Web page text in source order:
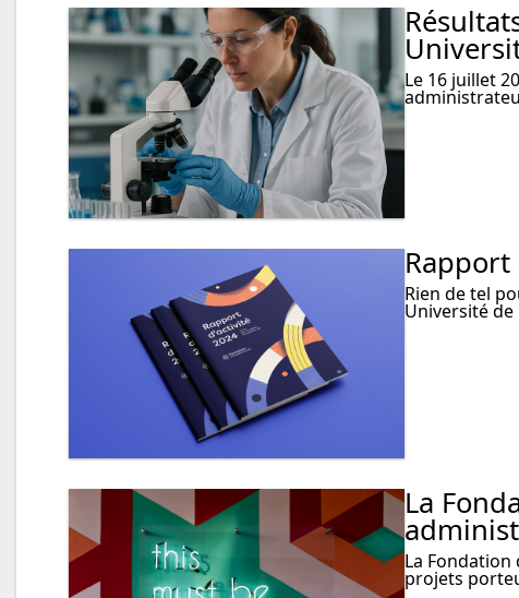
Le 16 juillet
Rapport
Rien de tel
Université de
La
La Fondation
projets